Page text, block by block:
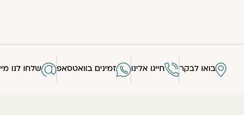
בואו לבקר חייגו אלינו זמינים בוואטסאפ שלחו לנו